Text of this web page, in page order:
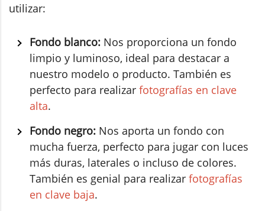
utilizar:
Fondo blanco: Nos proporciona un fondo
limpio y luminoso, ideal para destacar a
nuestro modelo o producto. También es
perfecto para realizar fotografías en clave
alta.
Fondo negro: Nos aporta un fondo con
mucha fuerza, perfecto para jugar con luces
más duras, laterales o incluso de colores.
También es genial para realizar fotografías
en clave baja.